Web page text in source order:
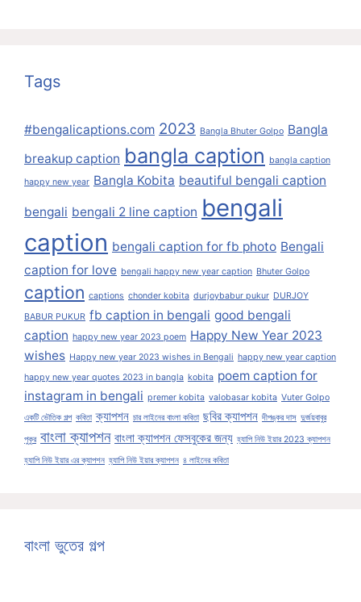
Tags
#bengalicaptions.com 2023 Bangla Bhuter Golpo Bangla
breakup caption bangla caption bangla caption
happy new year Bangla Kobita beautiful bengali caption
bengali bengali 2 line caption bengali
caption bengali caption for fb photo Bengali
caption for love bengali happy new year caption Bhuter Golpo
caption captions chonder kobita durjoybabur pukur DURJOY
BABUR PUKUR fb caption in bengali good bengali
caption happy new year 2023 poem Happy New Year 2023
wishes Happy new year 2023 wishes in Bengali happy new year caption
happy new year quotes 2023 in bangla kobita poem caption for
instagram in bengali premer kobita valobasar kobita Vuter Golpo
একটি ভৌতিক গল্প কবিতা ক্যাপশন চার লাইনের বাংলা কবিতা ছবির ক্যাপশন দীপঙ্কর দাস দুর্জয়বাবুর
পুকুর বাংলা ক্যাপশন বাংলা ক্যাপশন ফেসবুকের জন্য হ্যাপি নিউ ইয়ার 2023 ক্যাপশন
হ্যাপি নিউ ইয়ার এর ক্যাপশন হ্যাপি নিউ ইয়ার ক্যাপশন ৪ লাইনের কবিতা
বাংলা ভুতের গল্প